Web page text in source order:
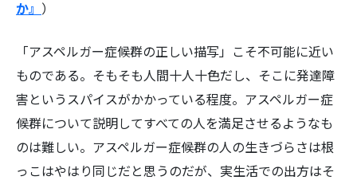
か』 ）
「アスペルガー症候群の正しい描写」こそ不可能に近い
ものである。そもそも人間十人十色だし、そこに発達障
害というスパイスがかかっている程度。アスペルガー症
候群について説明してすべての人を満足させるようなも
のは難しい。アスペルガー症候群の人の生きづらさは根
っこはやはり同じだと思うのだが、実生活での出方はそ